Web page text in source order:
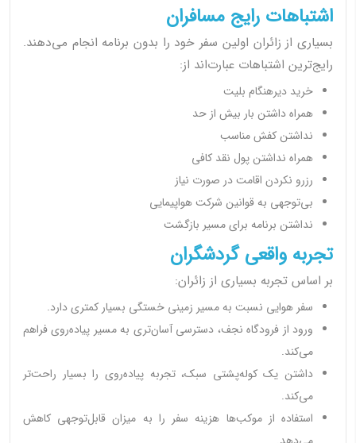
اشتباهات رایج مسافران
بسیاری از زائران اولین سفر خود را بدون برنامه انجام می‌دهند.
رایج‌ترین اشتباهات عبارت‌اند از:
خرید دیرهنگام بلیت
همراه داشتن بار بیش از حد
نداشتن کفش مناسب
همراه نداشتن پول نقد کافی
رزرو نکردن اقامت در صورت نیاز
بی‌توجهی به قوانین شرکت هواپیمایی
نداشتن برنامه برای مسیر بازگشت
تجربه واقعی گردشگران
بر اساس تجربه بسیاری از زائران:
سفر هوایی نسبت به مسیر زمینی خستگی بسیار کمتری دارد.
ورود از فرودگاه نجف، دسترسی آسان‌تری به مسیر پیاده‌روی فراهم
می‌کند.
داشتن یک کوله‌پشتی سبک، تجربه پیاده‌روی را بسیار راحت‌تر
می‌کند.
استفاده از موکب‌ها هزینه سفر را به میزان قابل‌توجهی کاهش